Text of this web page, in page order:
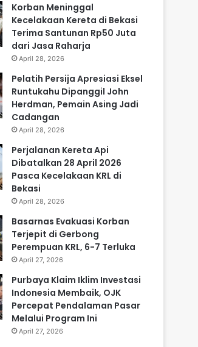
Korban Meninggal
Kecelakaan Kereta di Bekasi
Terima Santunan Rp50 Juta
dari Jasa Raharja
April 28, 2026
Pelatih Persija Apresiasi Eksel
Runtukahu Dipanggil John
Herdman, Pemain Asing Jadi
Cadangan
April 28, 2026
Perjalanan Kereta Api
Dibatalkan 28 April 2026
Pasca Kecelakaan KRL di
Bekasi
April 28, 2026
Basarnas Evakuasi Korban
Terjepit di Gerbong
Perempuan KRL, 6-7 Terluka
April 27, 2026
Purbaya Klaim Iklim Investasi
Indonesia Membaik, OJK
Percepat Pendalaman Pasar
Melalui Program Ini
April 27, 2026